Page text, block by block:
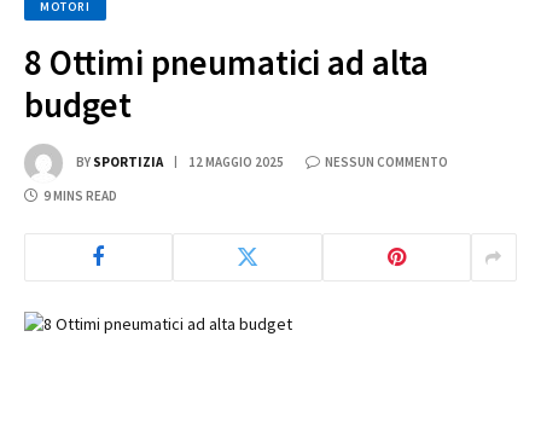
MOTORI
8 Ottimi pneumatici ad alta
budget
BY SPORTIZIA 12 MAGGIO 2025 NESSUN COMMENTO
9 MINS READ